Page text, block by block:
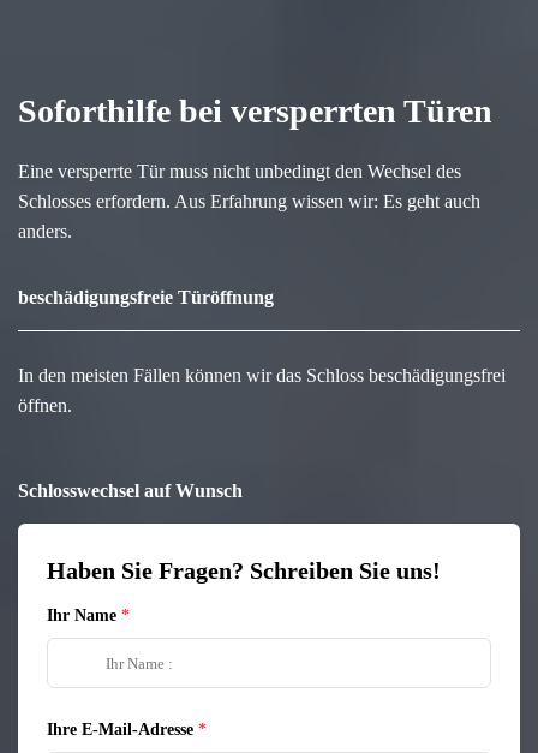
Soforthilfe bei versperrten Türen
Eine versperrte Tür muss nicht unbedingt den Wechsel des
Schlosses erfordern. Aus Erfahrung wissen wir: Es geht auch
anders.
beschädigungsfreie Türöffnung
In den meisten Fällen können wir das Schloss beschädigungsfrei
öffnen.
Schlosswechsel auf Wunsch
Haben Sie Fragen? Schreiben Sie uns!
Ihr Name
Ihre E-Mail-Adresse